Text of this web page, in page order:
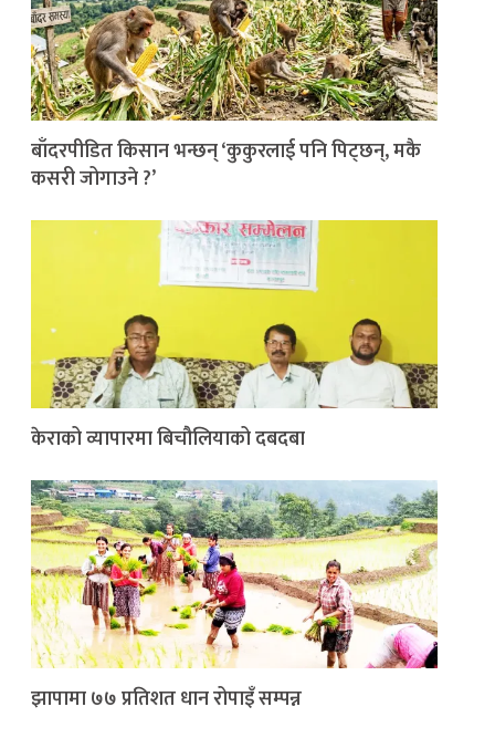
बाँदरपीडित किसान भन्छन् ‘कुकुरलाई पनि पिट्छन्, मकै
कसरी जोगाउने ?’
केराको व्यापारमा बिचौलियाको दबदबा
झापामा ७७ प्रतिशत धान रोपाइँ सम्पन्न